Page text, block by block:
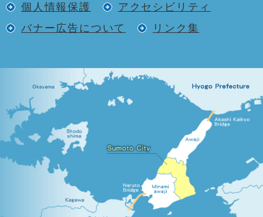
個人情報保護
アクセシビリティ
バナー広告について
リンク集